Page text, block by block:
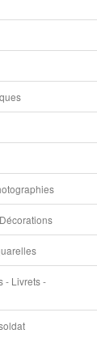
- Livrets -